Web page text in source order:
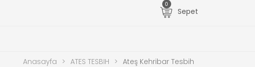
0
Sepet
Anasayfa > ATES TESBIH > Ateş Kehribar Tesbih